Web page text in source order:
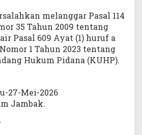
melanggar Pasal 114
35 Tahun 2009 tentang
Pasal 609 Ayat (1) huruf a
1 Tahun 2023 tentang
Hukum Pidana (KUHP).
27-Mei-2026
Jambak.